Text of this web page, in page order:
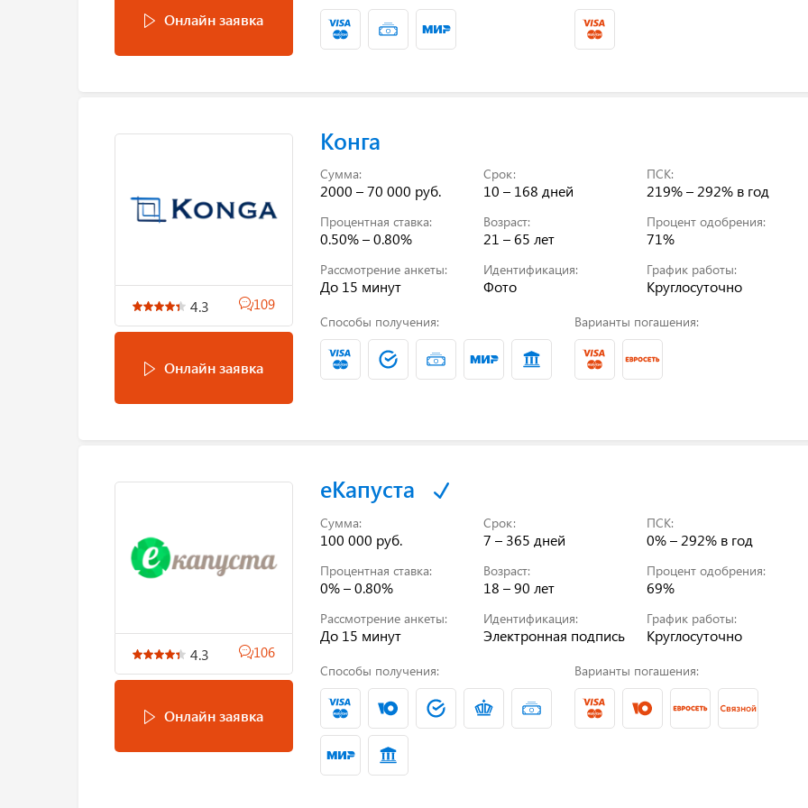
Онлайн заявка
4.3 109
Онлайн заявка
Конга
Сумма:
2000 – 70 000 руб.
Срок:
10 – 168 дней
ПСК:
219% – 292% в год
Процентная ставка:
0.50% – 0.80%
Возраст:
21 – 65 лет
Процент одобрения:
71%
Рассмотрение анкеты:
До 15 минут
Идентификация:
Фото
График работы:
Круглосуточно
Способы получения: Варианты погашения:
4.3 106
Онлайн заявка
еКапуста
Сумма:
100 000 руб.
Срок:
7 – 365 дней
ПСК:
0% – 292% в год
Процентная ставка:
0% – 0.80%
Возраст:
18 – 90 лет
Процент одобрения:
69%
Рассмотрение анкеты:
До 15 минут
Идентификация:
Электронная подпись
График работы:
Круглосуточно
Способы получения: Варианты погашения: